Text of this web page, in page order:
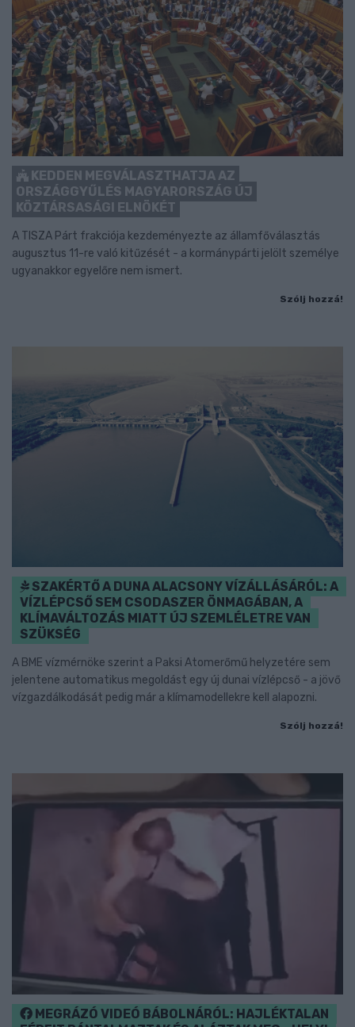
KEDDEN MEGVÁLASZTHATJA AZ
ORSZÁGGYŰLÉS MAGYARORSZÁG ÚJ
KÖZTÁRSASÁGI ELNÖKÉT
A TISZA Párt frakciója kezdeményezte az államfőválasztás
augusztus 11-re való kitűzését - a kormánypárti jelölt személye
ugyanakkor egyelőre nem ismert.
Szólj hozzá!
SZAKÉRTŐ A DUNA ALACSONY VÍZÁLLÁSÁRÓL: A
VÍZLÉPCSŐ SEM CSODASZER ÖNMAGÁBAN, A
KLÍMAVÁLTOZÁS MIATT ÚJ SZEMLÉLETRE VAN
SZÜKSÉG
A BME vízmérnöke szerint a Paksi Atomerőmű helyzetére sem
jelentene automatikus megoldást egy új dunai vízlépcső - a jövő
vízgazdálkodását pedig már a klímamodellekre kell alapozni.
Szólj hozzá!
MEGRÁZÓ VIDEÓ BÁBOLNÁRÓL: HAJLÉKTALAN